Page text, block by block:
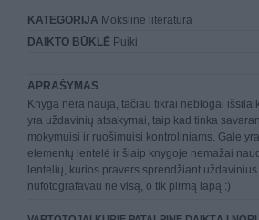
KATEGORIJA Mokslinė literatūra
DAIKTO BŪKLĖ Puiki
APRAŠYMAS
Knyga nėra nauja, tačiau tikrai neblogai
yra uždavinių atsakymai, taip kad tinka
mokymuisi ir ruošimuisi kontroliniams. Gale
elementų lentelė ir šiaip knygoje nemažai
lentelių, kurios pravers sprendžiant uždavinius
nufotografavau ne visą, o tik pirmą lapą :)